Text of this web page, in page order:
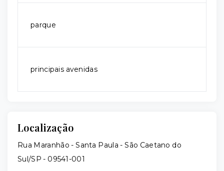
parque
principais avenidas
Localização
Rua Maranhão - Santa Paula - São Caetano do
Sul/SP - 09541-001